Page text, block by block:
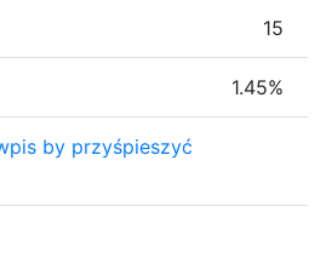
15
1.45%
by przyśpieszyć